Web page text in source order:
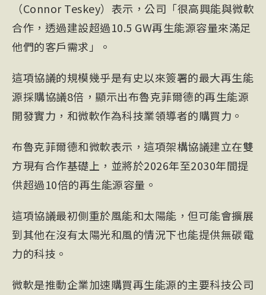
（Connor Teskey）表示，公司「很高興能與微軟
合作，透過建設超過10.5 GW再生能源容量來滿足
他們的客戶需求」。
這項協議的規模幾乎是有史以來簽署的最大再生能
源採購協議8倍，顯示出布魯克菲爾德的再生能源
開發實力，和微軟作為科技業領導者的購買力。
布魯克菲爾德和微軟表示，這項架構協議建立在雙
方現有合作基礎上，並將於2026年至2030年間提
供超過10倍的再生能源容量。
這項協議最初側重於風能和太陽能，但可能會擴展
到其他在沒有太陽光和風的情況下也能提供無碳電
力的科技。
微軟是推動企業加速購買再生能源的主要科技公司